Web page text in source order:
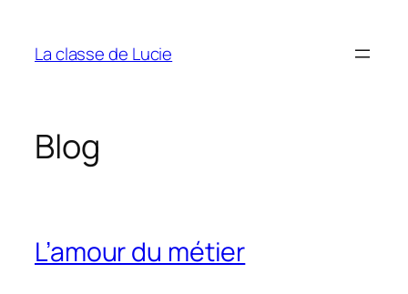
contenu
La classe de Lucie
Blog
L’amour du métier